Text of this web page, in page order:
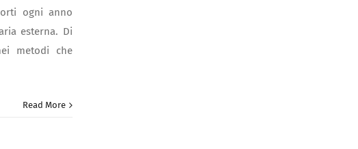
ogni anno
esterna. Di
metodi che
Read More